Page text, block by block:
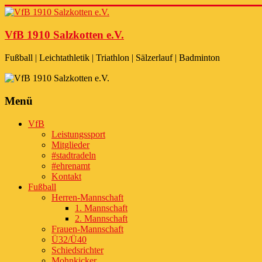
Zum
springen
VfB 1910 Salzkotten e.V.
Fußball | Leichtathletik | Triathlon | Sälzerlauf | Badminton
Menü
VfB
Leistungssport
Mitglieder
#stadtradeln
#ehrenamt
Kontakt
Fußball
Herren-Mannschaft
1. Mannschaft
2. Mannschaft
Frauen-Mannschaft
Ü32/Ü40
Schiedsrichter